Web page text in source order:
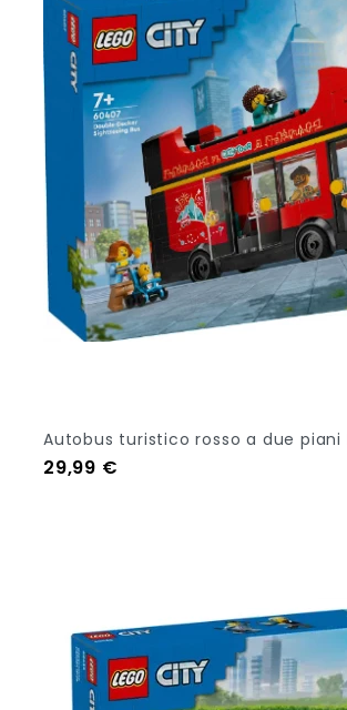
Autobus turistico rosso a due piani
Prezzo
29,99 €